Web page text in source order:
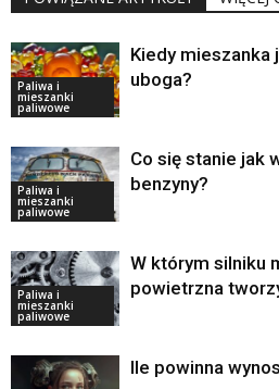
Paliwa i
mieszanki
paliwowe
Kiedy mieszanka
uboga?
Paliwa i
mieszanki
paliwowe
Co się stanie jak
benzyny?
Paliwa i
mieszanki
paliwowe
W którym silniku
powietrzna
Ile powinna